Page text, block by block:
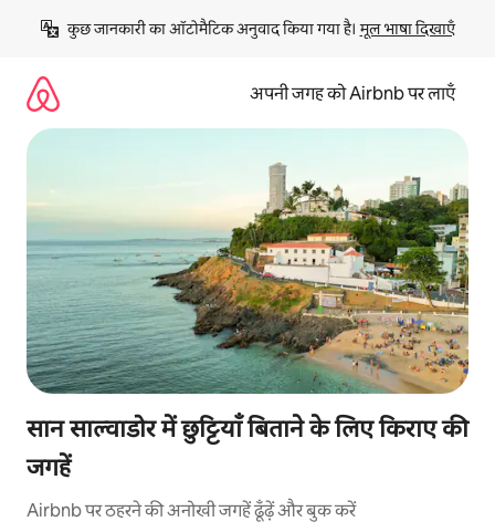
छोड़कर
कॉन्टेंट
कुछ जानकारी का ऑटोमैटिक अनुवाद किया गया है। मूल भाषा दिखाएँ
अपनी जगह को Airbnb पर लाएँ
सान साल्वाडोर में छुट्टियाँ बिताने के लिए किराए की
जगहें
Airbnb पर ठहरने की अनोखी जगहें ढूँढ़ें और बुक करें